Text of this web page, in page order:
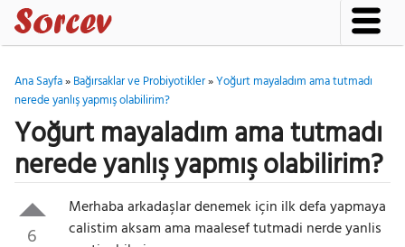
Ana Sayfa»Bağırsaklar ve Probiyotikler»Yoğurt mayaladım ama tutmadı
nerede yanlış yapmış olabilirim?
Yoğurt mayaladım ama tutmadı
nerede yanlış yapmış olabilirim?
6
Merhaba arkadaşlar denemek için ilk defa yapmaya
calistim aksam ama maalesef tutmadi nerde yanlis